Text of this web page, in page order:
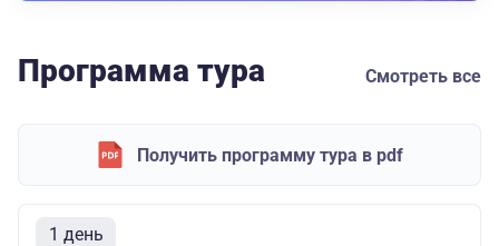
Программа тура Смотреть все
Получить программу тура в pdf
1 день